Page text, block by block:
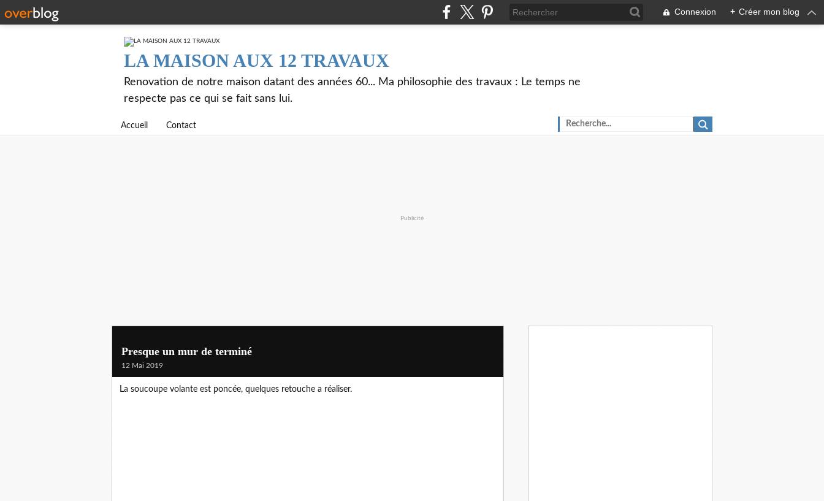
Connexion + Créer mon blog
LA MAISON AUX 12 TRAVAUX
Renovation de notre maison datant des années 60... Ma philosophie des travaux : Le temps ne
respecte pas ce qui se fait sans lui.
Accueil Contact
Publicité
Presque un mur de terminé
12 Mai 2019
La soucoupe volante est poncée, quelques retouche a réaliser.